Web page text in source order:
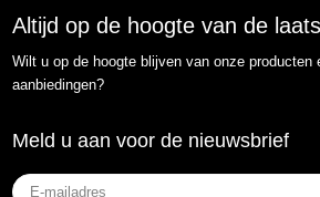
Altijd op de hoogte van de
Wilt u op de hoogte blijven van onze producten
aanbiedingen?
Meld u aan voor de nieuwsbrief
E-